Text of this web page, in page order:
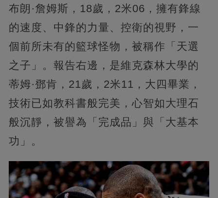
布朗·詹姆斯，18歲，2米06，擁有鋒線
的速度、中鋒的力量、控衛的視野，一
個前所未有的籃球怪物，被稱作「天選
之子」。報告右邊，是維克森林大學的
蒂姆·鄧肯，21歲，2米11，大四畢業，
技術已如教科書般完美，心智如大理石
般沉靜，被譽為「完成品」與「大基本
功」。